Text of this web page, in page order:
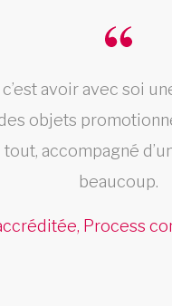
avoir avec soi
objets
accompagné
beaucoup.
Process